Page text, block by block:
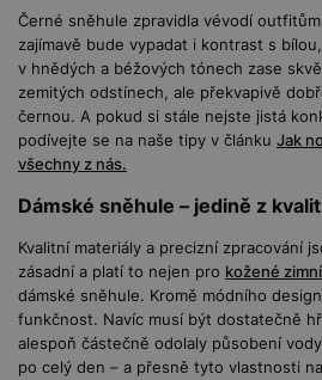
Černé sněhule zpravidla vévodí
zajímavě bude vypadat i kontrast s
v hnědých a béžových tónech zase
zemitých odstínech, ale překvapivě
černou. A pokud si stále nejste jistá
podívejte se na naše tipy v článku Jak
všechny z nás.
Dámské sněhule – jedině z
Kvalitní materiály a precizní zpracování
zásadní a platí to nejen pro kožené
dámské sněhule. Kromě módního
funkčnost. Navíc musí být dostatečně
alespoň částečně odolaly působení
po celý den – a přesně tyto vlastnosti